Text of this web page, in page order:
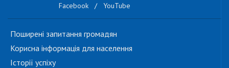
Facebook / YouTube
Поширені запитання громадян
Корисна інформація для населення
Історії успіху